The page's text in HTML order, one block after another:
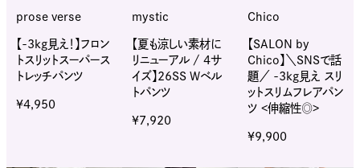
prose verse
【-3kg見え！】フロン
トスリットスーパース
トレッチパンツ
¥4,950
mystic
【夏も涼しい素材に
リニューアル / 4サ
イズ】26SS Wベル
トパンツ
¥7,920
Chico
【SALON by
Chico】＼SNSで話
題／ -3kg見え スリ
ットスリムフレアパン
ツ <伸縮性◎>
¥9,900